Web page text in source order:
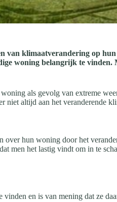
van klimaatverandering op
woning belangrijk te
als gevolg van extreme
niet altijd aan het veranderende
hun woning door het
men het lastig vindt om in te
en is van mening dat ze